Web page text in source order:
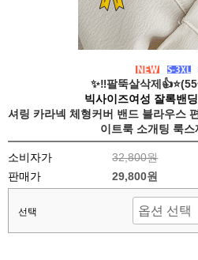
✨‼️팔뚝살삭제
빅사이즈여성 잘록밴
셔링 카라넥 체형커버 밴드 블라우스
이트룩 소개팅 룩스
소비자가
32,800원
판매가
29,800원
선택